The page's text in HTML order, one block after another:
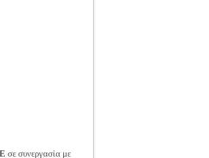
σε συνεργασία με